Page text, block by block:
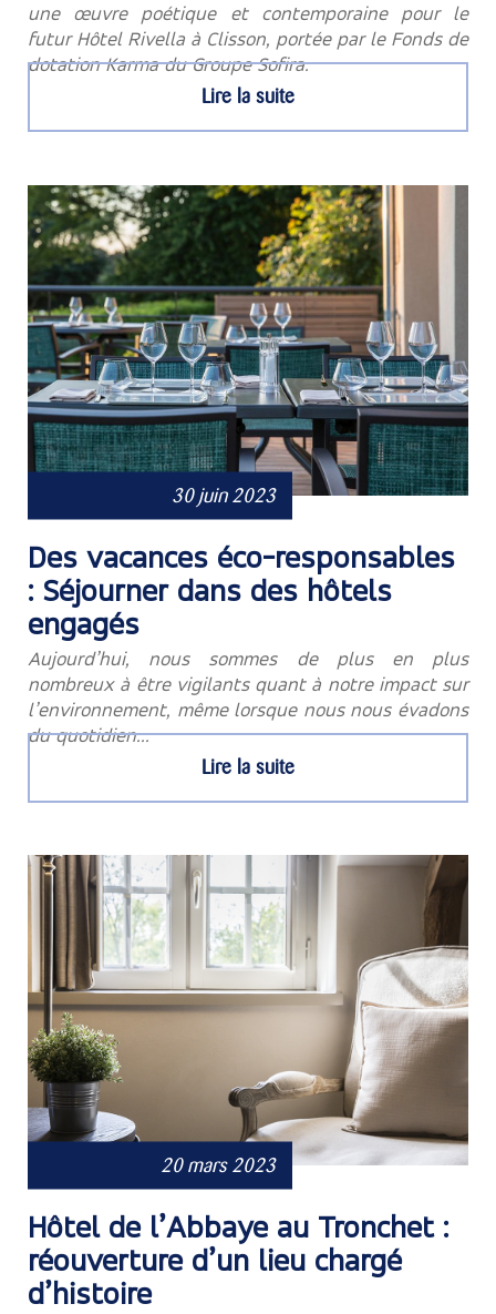
une œuvre poétique et contemporaine pour le
futur Hôtel Rivella à Clisson, portée par le Fonds de
dotation Karma du Groupe Sofira.
Lire la suite
30 juin 2023
Des vacances éco-responsables
: Séjourner dans des hôtels
engagés
Aujourd’hui, nous sommes de plus en plus
nombreux à être vigilants quant à notre impact sur
l’environnement, même lorsque nous nous évadons
du quotidien...
Lire la suite
20 mars 2023
Hôtel de l’Abbaye au Tronchet :
réouverture d’un lieu chargé
d’histoire